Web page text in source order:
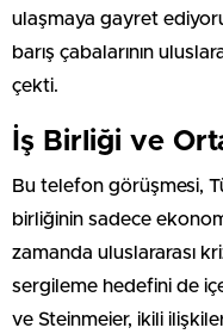
ulaşmaya gayret
barış çabalarının
çekti.
İş Birliği ve
Bu telefon görüşmesi,
birliğinin sadece
zamanda uluslararası
sergileme hedefini de
ve Steinmeier, ikili